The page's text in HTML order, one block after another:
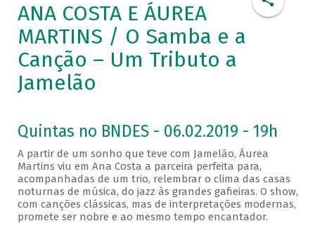
ANA COSTA E ÁUREA
MARTINS / O Samba e a
Canção – Um Tributo a
Jamelão
Quintas no BNDES - 06.02.2019 - 19h
A partir de um sonho que teve com Jamelão, Áurea
Martins viu em Ana Costa a parceira perfeita para,
acompanhadas de um trio, relembrar o clima das casas
noturnas de música, do jazz às grandes gafieiras. O show,
com canções clássicas, mas de interpretações modernas,
promete ser nobre e ao mesmo tempo encantador.